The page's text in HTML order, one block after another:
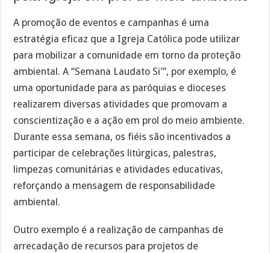
A promoção de eventos e campanhas é uma
estratégia eficaz que a Igreja Católica pode utilizar
para mobilizar a comunidade em torno da proteção
ambiental. A “Semana Laudato Si'”, por exemplo, é
uma oportunidade para as paróquias e dioceses
realizarem diversas atividades que promovam a
conscientização e a ação em prol do meio ambiente.
Durante essa semana, os fiéis são incentivados a
participar de celebrações litúrgicas, palestras,
limpezas comunitárias e atividades educativas,
reforçando a mensagem de responsabilidade
ambiental.
Outro exemplo é a realização de campanhas de
arrecadação de recursos para projetos de